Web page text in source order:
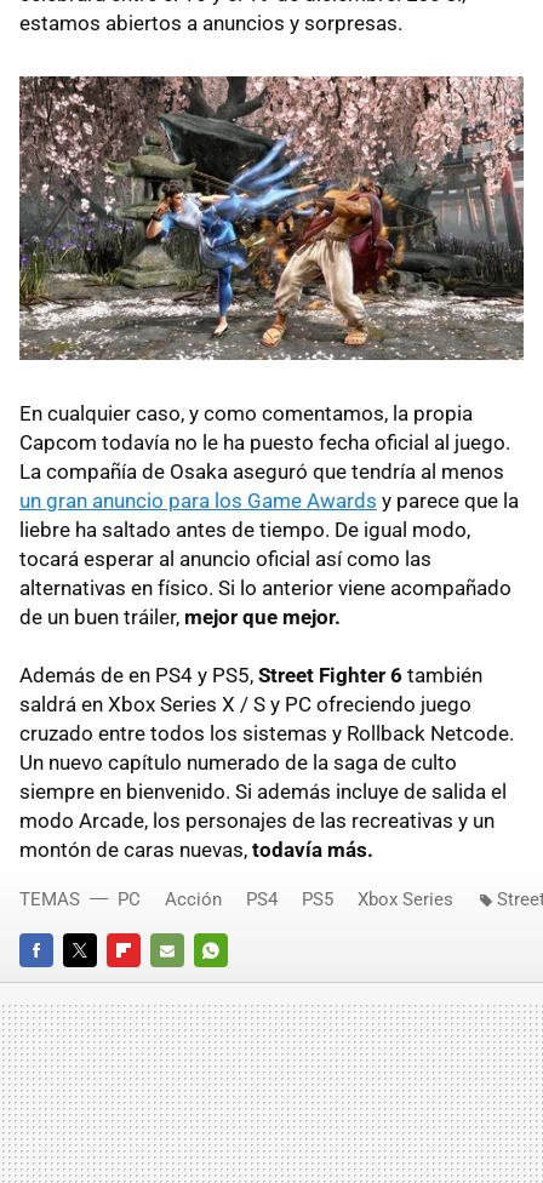
estamos abiertos a anuncios y sorpresas.
En cualquier caso, y como comentamos, la propia
Capcom todavía no le ha puesto fecha oficial al juego.
La compañía de Osaka aseguró que tendría al menos
un gran anuncio para los Game Awards y parece que la
liebre ha saltado antes de tiempo. De igual modo,
tocará esperar al anuncio oficial así como las
alternativas en físico. Si lo anterior viene acompañado
de un buen tráiler, mejor que mejor.
Además de en PS4 y PS5, Street Fighter 6 también
saldrá en Xbox Series X / S y PC ofreciendo juego
cruzado entre todos los sistemas y Rollback Netcode.
Un nuevo capítulo numerado de la saga de culto
siempre en bienvenido. Si además incluye de salida el
modo Arcade, los personajes de las recreativas y un
montón de caras nuevas, todavía más.
FACEBOOKTWITTERFLIPBOARD
E-
MAIL
WHATSAPP
TEMAS PC Acción PS4 PS5 Xbox Series